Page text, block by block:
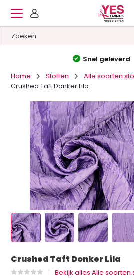
Hoge kwaliteit&
Home
Stoffen
Alle soorten
Crushed Taft Donker Lila
Crushed Taft Donker Lila
Bekijk alles Alle soorten